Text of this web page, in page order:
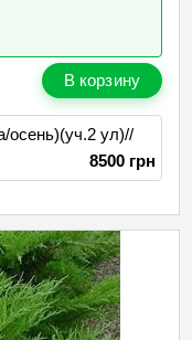
В корзину
осень)(уч.2 ул)//
8500 грн